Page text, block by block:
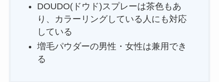
DOUDO(ドウド)スプレーは茶色もあ
り、カラーリングしている人にも対応
している
増毛パウダーの男性・女性は兼用でき
る